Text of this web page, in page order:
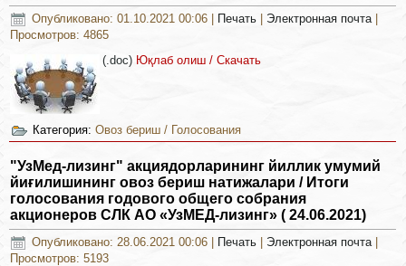
Опубликовано: 01.10.2021 00:06 Печать Электронная почта
Просмотров: 4865
(.doc) Юқлаб олиш / Скачать
Категория:Овоз бериш / Голосования
"УзМед-лизинг" акциядорларининг йиллик умумий
йиғилишининг овоз бериш натижалари / Итоги
голосования годового общего собрания
акционеров СЛК АО «УзМЕД-лизинг» ( 24.06.2021)
Опубликовано: 28.06.2021 00:06 Печать Электронная почта
Просмотров: 5193